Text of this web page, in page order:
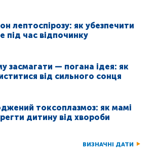
лептоспірозу: як убезпечити
під час відпочинку
засмагати — погана ідея: як
від сильного сонця
токсоплазмоз: як мамі
дитину від хвороби
ВИЗНАЧНІ ДАТИ